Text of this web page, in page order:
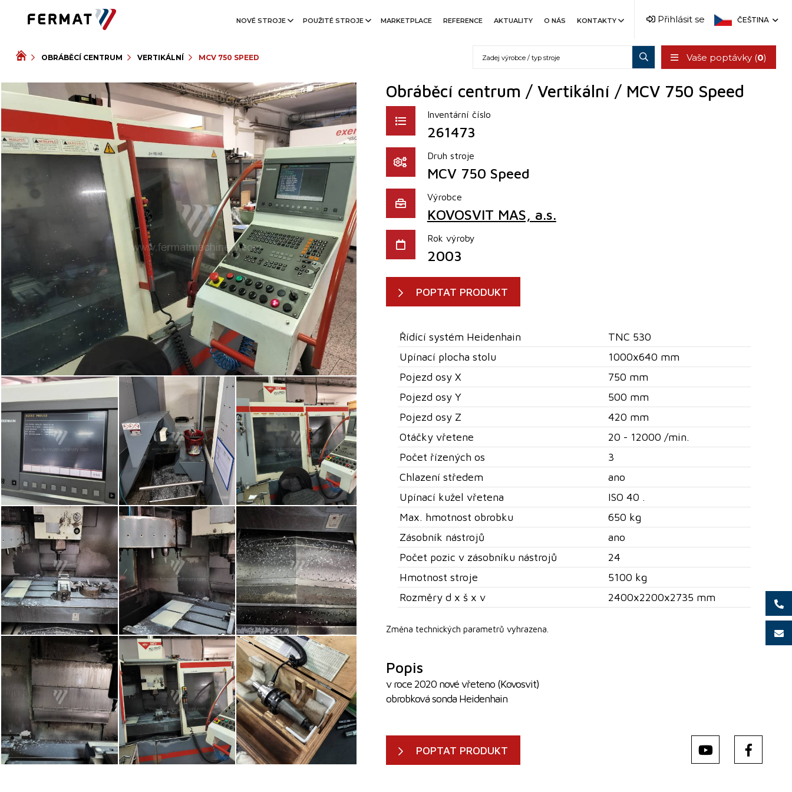
NOVÉ STROJE POUŽITÉ STROJE MARKETPLACE REFERENCE AKTUALITY O NÁS KONTAKTY Přihlásit se ČEŠTINA
OBRÁBĚCÍ CENTRUM VERTIKÁLNÍ MCV 750 SPEED Vaše poptávky (0)
Obráběcí centrum / Vertikální / MCV 750 Speed
Inventární číslo
261473
Druh stroje
MCV 750 Speed
Výrobce
KOVOSVIT MAS, a.s.
Rok výroby
2003
POPTAT PRODUKT
Řídící systém Heidenhain
TNC 530
Upínací plocha stolu
1000x640 mm
Pojezd osy X
750 mm
Pojezd osy Y
500 mm
Pojezd osy Z
420 mm
Otáčky vřetene
20 - 12000 /min.
Počet řízených os
3
Chlazení středem
ano
Upínací kužel vřetena
ISO 40 .
Max. hmotnost obrobku
650 kg
Zásobník nástrojů
ano
Počet pozic v zásobníku nástrojů
24
Hmotnost stroje
5100 kg
Rozměry d x š x v
2400x2200x2735 mm
Změna technických parametrů vyhrazena.
Popis
v roce 2020 nové vřeteno (Kovosvit)
obrobková sonda Heidenhain
POPTAT PRODUKT